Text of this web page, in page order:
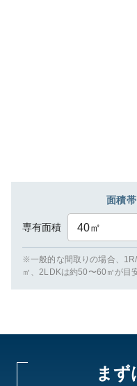
面積
専有面積 40㎡
※一般的な間取りの場合、
㎡、2LDKは約50〜60㎡が目
まず